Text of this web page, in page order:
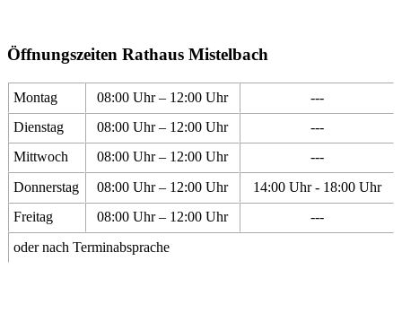
Öffnungszeiten Rathaus Mistelbach
Montag 08:00 Uhr – 12:00 Uhr
---
Dienstag
08:00 Uhr – 12:00 Uhr
---
Mittwoch
08:00 Uhr – 12:00 Uhr
---
Donnerstag
08:00 Uhr – 12:00 Uhr
14:00 Uhr - 18:00 Uhr
Freitag
08:00 Uhr – 12:00 Uhr
---
oder nach Terminabsprache